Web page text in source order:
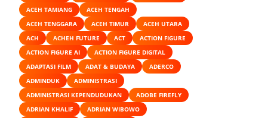
ACEH TAMIANG
ACEH TENGAH
ACEH TENGGARA
ACEH TIMUR
ACEH UTARA
ACH
ACHEH FUTURE ACT
ACTION FIGURE
ACTION FIGURE AI
ACTION FIGURE DIGITAL
ADAPTASI FILM
ADAT & BUDAYA
ADERCO
ADMINDUK
ADMINISTRASI
ADMINISTRASI KEPENDUDUKAN
ADOBE FIREFLY
ADRIAN KHALIF
ADRIAN WIBOWO